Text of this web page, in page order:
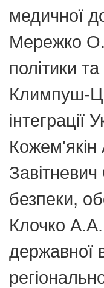
медичної
Мережко
політики
Климпуш-
Кожем'якін
безпеки,
Клочко А.А.
державної